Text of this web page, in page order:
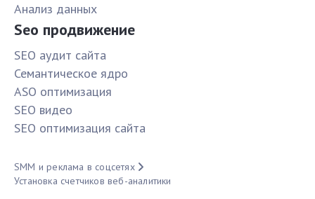
Анализ данных
Seo продвижение
SЕО аудит сайта
Семантическое ядро
ASO оптимизация
SЕО видео
SЕО оптимизация сайта
SMM и реклама в соцсетях
Установка счетчиков веб-аналитики